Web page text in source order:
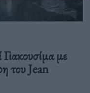
με
του Jean